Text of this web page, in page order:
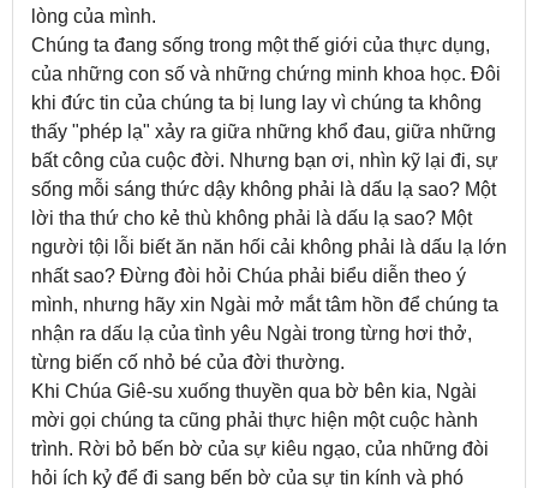
lòng của mình.
Chúng ta đang sống trong một thế giới của thực dụng,
của những con số và những chứng minh khoa học. Đôi
khi đức tin của chúng ta bị lung lay vì chúng ta không
thấy "phép lạ" xảy ra giữa những khổ đau, giữa những
bất công của cuộc đời. Nhưng bạn ơi, nhìn kỹ lại đi, sự
sống mỗi sáng thức dậy không phải là dấu lạ sao? Một
lời tha thứ cho kẻ thù không phải là dấu lạ sao? Một
người tội lỗi biết ăn năn hối cải không phải là dấu lạ lớn
nhất sao? Đừng đòi hỏi Chúa phải biểu diễn theo ý
mình, nhưng hãy xin Ngài mở mắt tâm hồn để chúng ta
nhận ra dấu lạ của tình yêu Ngài trong từng hơi thở,
từng biến cố nhỏ bé của đời thường.
Khi Chúa Giê-su xuống thuyền qua bờ bên kia, Ngài
mời gọi chúng ta cũng phải thực hiện một cuộc hành
trình. Rời bỏ bến bờ của sự kiêu ngạo, của những đòi
hỏi ích kỷ để đi sang bến bờ của sự tin kính và phó